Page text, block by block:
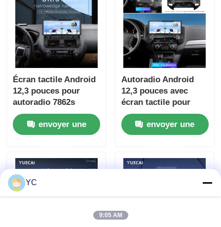
Écran tactile Android
12,3 pouces pour
autoradio 7862s
Android Player pour
Prado Dominator
envoyer une
Autoradio Android
12,3 pouces avec
écran tactile pour
Mitsubishi Pajero V97
envoyer une
YC
9:05 AM